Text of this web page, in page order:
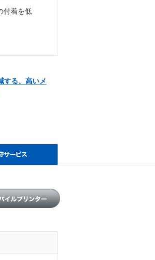
付着を低
する、高いメ